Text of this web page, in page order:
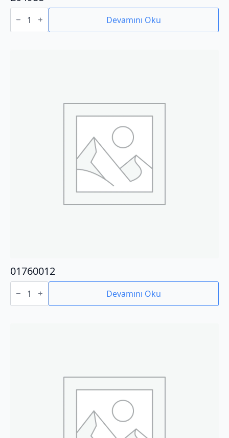
204988
adet Devamını Oku
01760012
01760012
adet Devamını Oku